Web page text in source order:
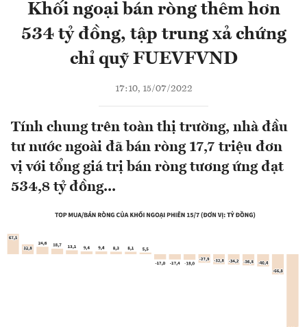
Khối ngoại bán ròng thêm hơn
534 tỷ đồng, tập trung xả chứng
chỉ quỹ FUEVFVND
17:10, 15/07/2022
Tính chung trên toàn thị trường, nhà đầu
tư nước ngoài đã bán ròng 17,7 triệu đơn
vị với tổng giá trị bán ròng tương ứng đạt
534,8 tỷ đồng...